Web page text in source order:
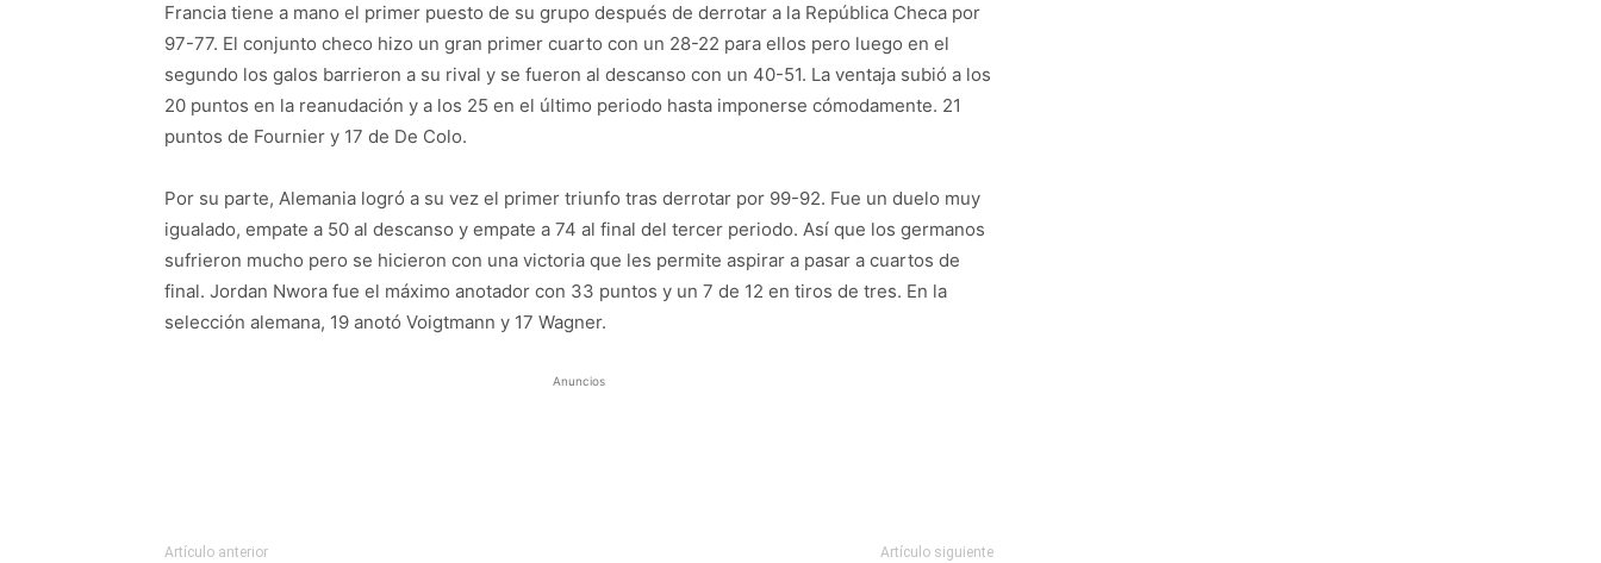
Francia tiene a mano el primer puesto de su grupo después de derrotar a la República Checa por
97-77. El conjunto checo hizo un gran primer cuarto con un 28-22 para ellos pero luego en el
segundo los galos barrieron a su rival y se fueron al descanso con un 40-51. La ventaja subió a los
20 puntos en la reanudación y a los 25 en el último periodo hasta imponerse cómodamente. 21
puntos de Fournier y 17 de De Colo.
Por su parte, Alemania logró a su vez el primer triunfo tras derrotar por 99-92. Fue un duelo muy
igualado, empate a 50 al descanso y empate a 74 al final del tercer periodo. Así que los germanos
sufrieron mucho pero se hicieron con una victoria que les permite aspirar a pasar a cuartos de
final. Jordan Nwora fue el máximo anotador con 33 puntos y un 7 de 12 en tiros de tres. En la
selección alemana, 19 anotó Voigtmann y 17 Wagner.
Anuncios
Artículo anterior Artículo siguiente